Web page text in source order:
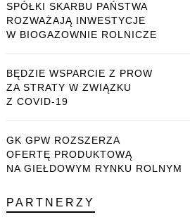
SPÓŁKI SKARBU PAŃSTWA
ROZWAŻAJĄ INWESTYCJE
W BIOGAZOWNIE ROLNICZE
BĘDZIE WSPARCIE Z PROW
ZA STRATY W ZWIĄZKU
Z COVID-19
GK GPW ROZSZERZA
OFERTĘ PRODUKTOWĄ
NA GIEŁDOWYM RYNKU ROLNYM
PARTNERZY